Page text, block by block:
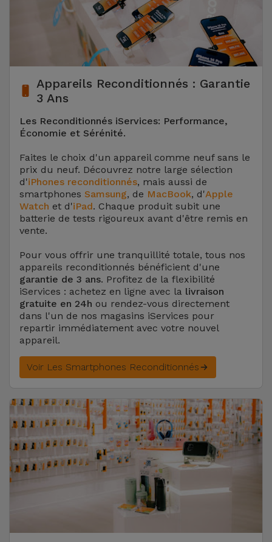
Appareils Reconditionnés : Garantie
3 Ans
Les Reconditionnés iServices: Performance,
Économie et Sérénité.
Faites le choix d'un appareil comme neuf sans le
prix du neuf. Découvrez notre large sélection
d'iPhones reconditionnés, mais aussi de
smartphones Samsung, de MacBook, d'Apple
Watch et d'iPad. Chaque produit subit une
batterie de tests rigoureux avant d'être remis en
vente.
Pour vous offrir une tranquillité totale, tous nos
appareils reconditionnés bénéficient d'une
garantie de 3 ans. Profitez de la flexibilité
iServices : achetez en ligne avec la livraison
gratuite en 24h ou rendez-vous directement
dans l'un de nos magasins iServices pour
repartir immédiatement avec votre nouvel
appareil.
Voir Les Smartphones Reconditionnés